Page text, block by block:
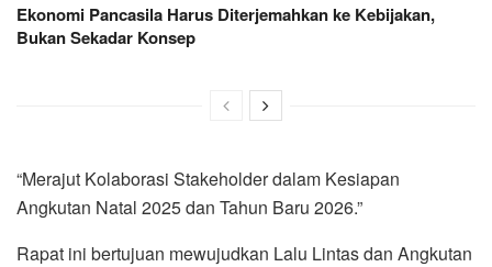
Ekonomi Pancasila Harus Diterjemahkan ke Kebijakan,
Bukan Sekadar Konsep
“Merajut Kolaborasi Stakeholder dalam Kesiapan
Angkutan Natal 2025 dan Tahun Baru 2026.”
Rapat ini bertujuan mewujudkan Lalu Lintas dan Angkutan